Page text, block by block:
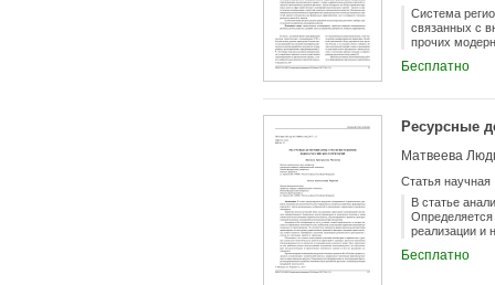
Система
связанных с
прочих
документов
частности
социально-
стратегий
уделено
Бесплатно
Ресурсные
Матвеева
Статья научная
В статье
реализации и
подходов, а
Бесплатно